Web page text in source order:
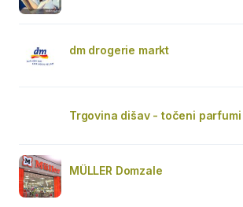
dm drogerie markt
Trgovina dišav - točeni parfumi
MÜLLER Domzale